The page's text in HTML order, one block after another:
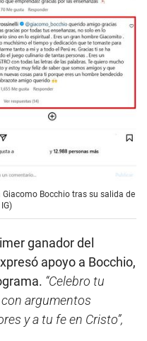
Bocchio tras su salida de
ganador del
apoyo a Bocchio,
“Celebro tu
argumentos
y a tu fe en Cristo”,